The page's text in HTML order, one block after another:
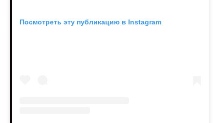
Посмотреть эту публикацию в Instagram